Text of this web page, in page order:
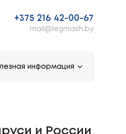
+375 216 42-00-67
mail@legmash.by
информация
и России